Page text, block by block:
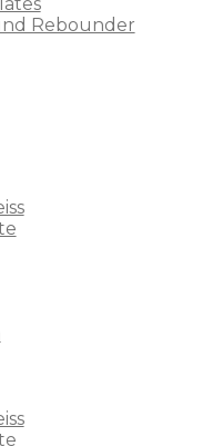
Rebounder